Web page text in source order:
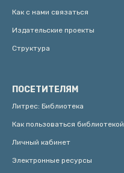
Как с нами связаться
Издательские проекты
Структура
ПОСЕТИТЕЛЯМ
Литрес: Библиотека
Как пользоваться библиотекой
Личный кабинет
Электронные ресурсы